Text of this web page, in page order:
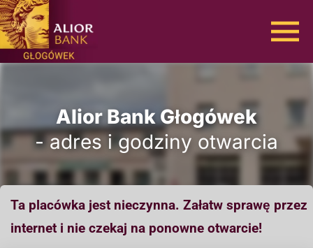
Alior Bank Głogówek
- adres i godziny otwarcia
Ta placówka jest nieczynna. Załatw sprawę przez
internet i nie czekaj na ponowne otwarcie!